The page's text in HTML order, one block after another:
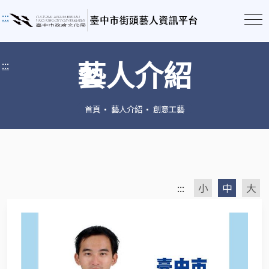
:::
::: 藝人介紹
首頁 藝人介紹 創意工藝
::: 小 中 大